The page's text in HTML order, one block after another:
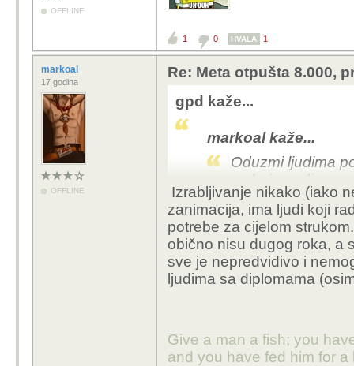
OFFLINE
1 0 HVALA 1
markoal
17 godina
OFFLINE
Re: Meta otpušta 8.000,
gpd kaže...
markoal kaže...
Oduzmi ljudima
za koju godinu
Kome je posao i
potraži psihološku
Izrabljivanje nikako (iako
zanimacija, ima ljudi koji
potrebe za cijelom
obično nisu dugog roka, a
sve je nepredvidivo i
ljudima sa diplomama
Give a man a fish; you
and you have fed him for a